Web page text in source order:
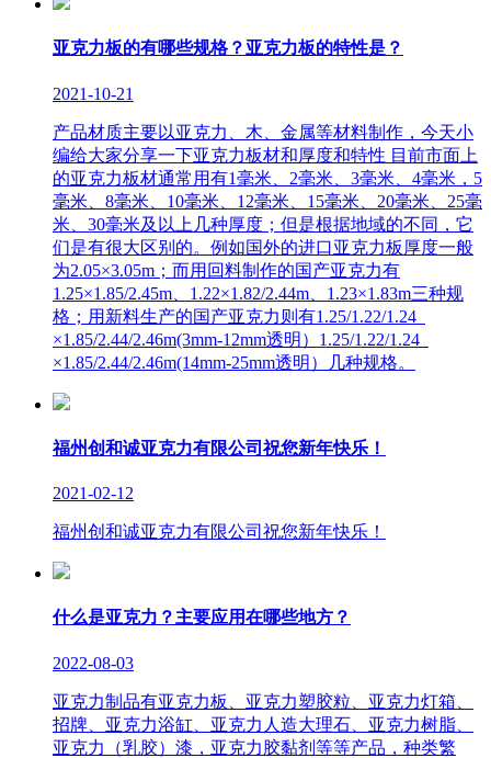
亚克力板的有哪些规格？亚克力板的特性是？
2021-10-21
产品材质主要以亚克力、木、金属等材料制作，今天小
编给大家分享一下亚克力板材和厚度和特性 目前市面上
的亚克力板材通常用有1毫米、2毫米、3毫米、4毫米，5
毫米、8毫米、10毫米、12毫米、15毫米、20毫米、25毫
米、30毫米及以上几种厚度；但是根据地域的不同，它
们是有很大区别的。例如国外的进口亚克力板厚度一般
为2.05×3.05m；而用回料制作的国产亚克力有
1.25×1.85/2.45m、1.22×1.82/2.44m、1.23×1.83m三种规
格；用新料生产的国产亚克力则有1.25/1.22/1.24
×1.85/2.44/2.46m(3mm-12mm透明）1.25/1.22/1.24
×1.85/2.44/2.46m(14mm-25mm透明）几种规格。
福州创和诚亚克力有限公司祝您新年快乐！
2021-02-12
福州创和诚亚克力有限公司祝您新年快乐！
什么是亚克力？主要应用在哪些地方？
2022-08-03
亚克力制品有亚克力板、亚克力塑胶粒、亚克力灯箱、
招牌、亚克力浴缸、亚克力人造大理石、亚克力树脂、
亚克力（乳胶）漆，亚克力胶黏剂等等产品，种类繁